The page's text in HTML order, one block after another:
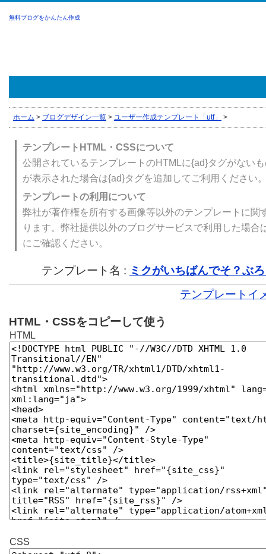
無料ブログをかんたん作成
ホーム > ブログデザイン一覧 > ユーザー作成テンプレート「utf」 >
テンプレートHTML・CSSについて
公開されているテンプレートのHTMLに{ad}タグがない
が表示された場合は{ad}タグを追加してご利用ください
テンプレートの利用について
弊社が著作権を所有する画像等以外のテンプレートに関
ります。弊社提供以外のブログサービスで利用した場合
にご確認ください。
テンプレート名 : ミクがいちばんでそ？ぶ
テンプレートイ
HTML・CSSをコピーして使う
HTML
CSS